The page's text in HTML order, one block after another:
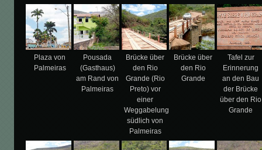
Plaza von
Palmeiras
Pousada
(Gasthaus)
am Rand von
Palmeiras
Brücke über
den Rio
Grande (Rio
Preto) vor
einer
Weggabelung
südlich von
Palmeiras
Brücke über
den Rio
Grande
Tafel zur
Erinnerung
an den Bau
der Brücke
über den Rio
Grande